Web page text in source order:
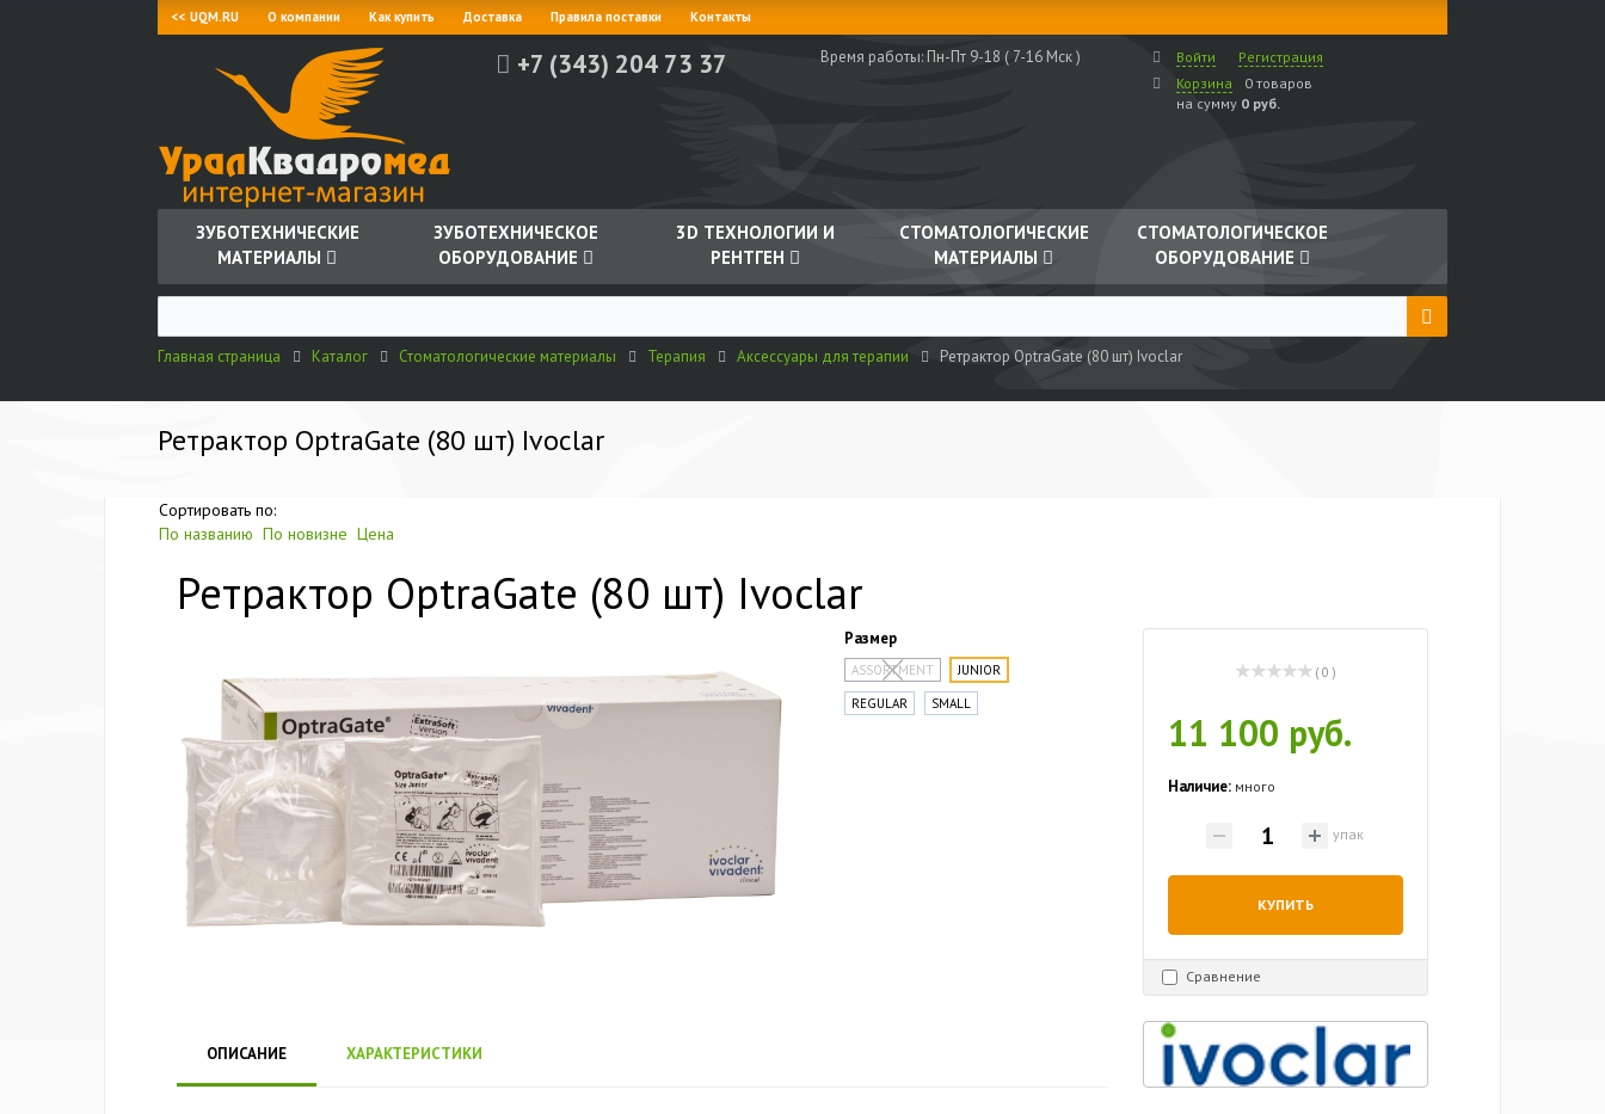
<< UQM.RU О компании Как купить Доставка Правила поставки Контакты
+7 (343) 204 73 37 Время работы:Пн-Пт 9-18 ( 7-16 Мск ) Войти
Регистрация
Корзина
0 товаров
на сумму 0 руб.
ЗУБОТЕХНИЧЕСКИЕ
МАТЕРИАЛЫ
ЗУБОТЕХНИЧЕСКОЕ
ОБОРУДОВАНИЕ
3D ТЕХНОЛОГИИ И
РЕНТГЕН
СТОМАТОЛОГИЧЕСКИЕ
МАТЕРИАЛЫ
СТОМАТОЛОГИЧЕСКОЕ
ОБОРУДОВАНИЕ
Главная страница Каталог Стоматологические материалы Терапия Аксессуары для терапии Ретрактор OptraGate (80 шт) Ivoclar
Ретрактор OptraGate (80 шт) Ivoclar
Сортировать по:
По названию По новизне Цена
Ретрактор OptraGate (80 шт) Ivoclar
Размер
ASSORTMENT
JUNIOR
REGULAR
SMALL
( 0 )
11 100 руб.
Наличие: много
упак
КУПИТЬ
Сравнение
ОПИСАНИЕ ХАРАКТЕРИСТИКИ